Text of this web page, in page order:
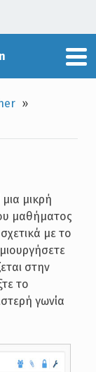
»
μικρή
μαθήματος
με το
στην
το
γωνία